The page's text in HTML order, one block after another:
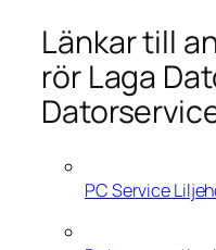
Länkar till
rör Laga
PC Service